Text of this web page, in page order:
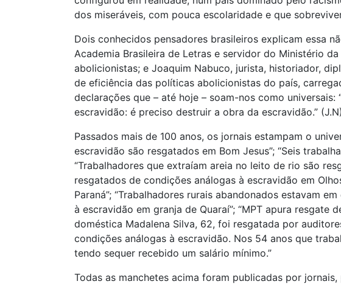
dos miseráveis, com pouca escolaridade e que
Dois conhecidos pensadores brasileiros explicam essa
Academia Brasileira de Letras e servidor do Ministério
abolicionistas; e Joaquim Nabuco, jurista, historiador,
de eficiência das políticas abolicionistas do país,
declarações que – até hoje – soam-nos como
escravidão: é preciso destruir a obra da escravidão.”
Passados mais de 100 anos, os jornais estampam o
escravidão são resgatados em Bom Jesus”; “Seis
“Trabalhadores que extraíam areia no leito de rio são
resgatados de condições análogas à escravidão em
Paraná”; “Trabalhadores rurais abandonados estavam
à escravidão em granja de Quaraí”; “MPT apura resgate
doméstica Madalena Silva, 62, foi resgatada por
condições análogas à escravidão. Nos 54 anos que
tendo sequer recebido um salário mínimo.”
Todas as manchetes acima foram publicadas por